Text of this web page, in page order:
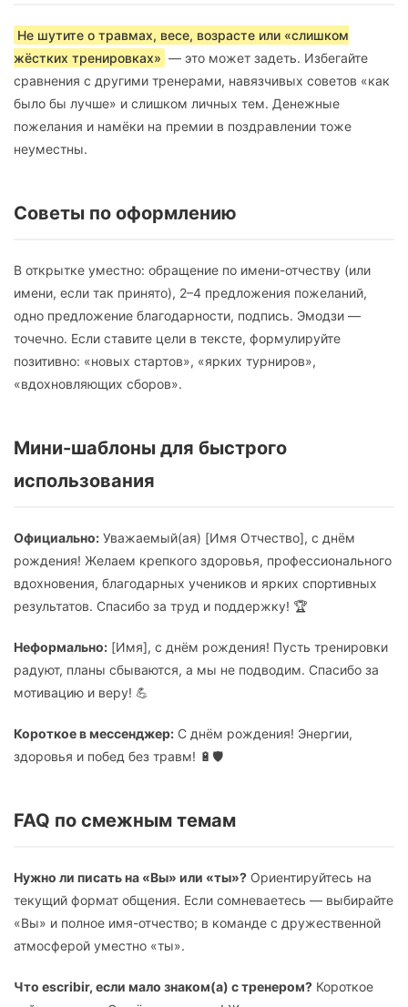
Не шутите о травмах, весе, возрасте или «слишком
жёстких тренировках» — это может задеть. Избегайте
сравнения с другими тренерами, навязчивых советов «как
было бы лучше» и слишком личных тем. Денежные
пожелания и намёки на премии в поздравлении тоже
неуместны.
Советы по оформлению
В открытке уместно: обращение по имени-отчеству (или
имени, если так принято), 2–4 предложения пожеланий,
одно предложение благодарности, подпись. Эмодзи —
точечно. Если ставите цели в тексте, формулируйте
позитивно: «новых стартов», «ярких турниров»,
«вдохновляющих сборов».
Мини-шаблоны для быстрого
использования
Официально: Уважаемый(ая) [Имя Отчество], с днём
рождения! Желаем крепкого здоровья, профессионального
вдохновения, благодарных учеников и ярких спортивных
результатов. Спасибо за труд и поддержку! 🏆
Неформально: [Имя], с днём рождения! Пусть тренировки
радуют, планы сбываются, а мы не подводим. Спасибо за
мотивацию и веру! 💪
Короткое в мессенджер: С днём рождения! Энергии,
здоровья и побед без травм! 🔋🛡️
FAQ по смежным темам
Нужно ли писать на «Вы» или «ты»? Ориентируйтесь на
текущий формат общения. Если сомневаетесь — выбирайте
«Вы» и полное имя-отчество; в команде с дружественной
атмосферой уместно «ты».
Что escribir, если мало знаком(а) с тренером? Короткое